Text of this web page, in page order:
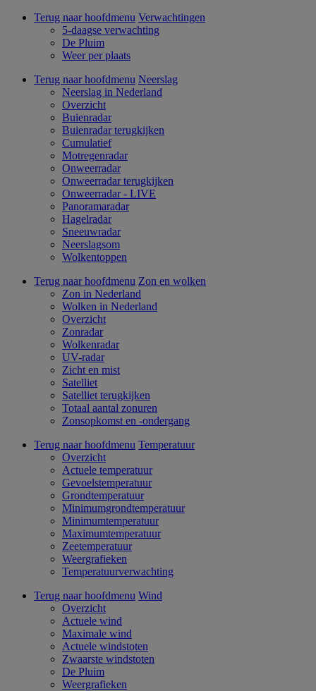
Terug naar hoofdmenu Verwachtingen
5-daagse verwachting
De Pluim
Weer per plaats
Terug naar hoofdmenu Neerslag
Neerslag in Nederland
Overzicht
Buienradar
Buienradar terugkijken
Cumulatief
Motregenradar
Onweerradar
Onweerradar terugkijken
Onweerradar - LIVE
Panoramaradar
Hagelradar
Sneeuwradar
Neerslagsom
Wolkentoppen
Terug naar hoofdmenu Zon en wolken
Zon in Nederland
Wolken in Nederland
Overzicht
Zonradar
Wolkenradar
UV-radar
Zicht en mist
Satelliet
Satelliet terugkijken
Totaal aantal zonuren
Zonsopkomst en -ondergang
Terug naar hoofdmenu Temperatuur
Overzicht
Actuele temperatuur
Gevoelstemperatuur
Grondtemperatuur
Minimumgrondtemperatuur
Minimumtemperatuur
Maximumtemperatuur
Zeetemperatuur
Weergrafieken
Temperatuurverwachting
Terug naar hoofdmenu Wind
Overzicht
Actuele wind
Maximale wind
Actuele windstoten
Zwaarste windstoten
De Pluim
Weergrafieken